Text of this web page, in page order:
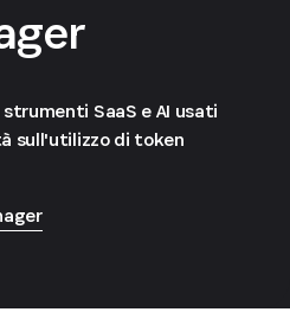
SaaS e AI usati
sull'utilizzo di token